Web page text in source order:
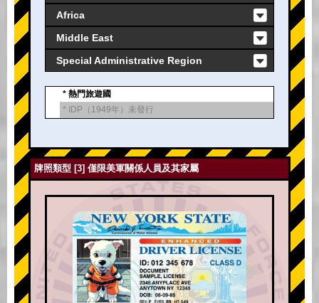
Africa
Middle East
Special Administrative Region
* 熱門旅遊國
* IDP（1949年）未發行
牌照類型 [3] 僅限美軍關係人員及其家屬